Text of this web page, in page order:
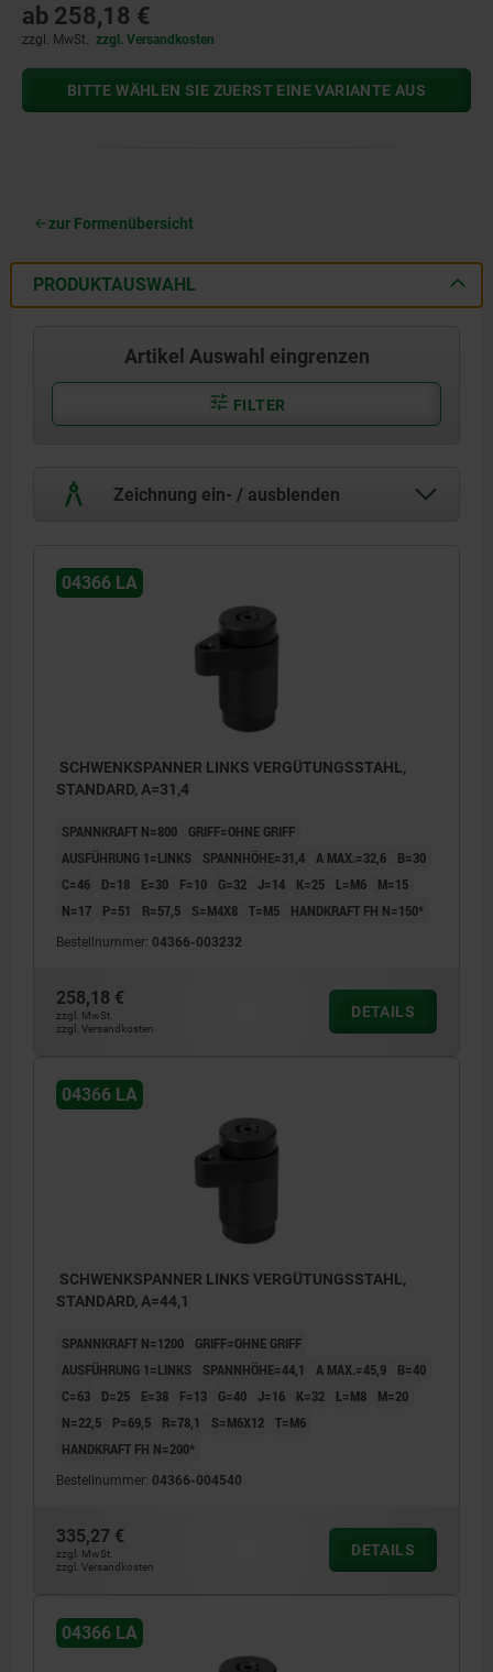
ab 258,18 €
zzgl. MwSt. zzgl. Versandkosten
BITTE WÄHLEN SIE ZUERST EINE VARIANTE AUS
zur Formenübersicht
PRODUKTAUSWAHL
Artikel Auswahl eingrenzen
FILTER
Zeichnung ein- / ausblenden
04366 LA
SCHWENKSPANNER LINKS VERGÜTUNGSSTAHL,
STANDARD, A=31,4
SPANNKRAFT N=800
GRIFF=OHNE GRIFF
AUSFÜHRUNG 1=LINKS
SPANNHÖHE=31,4 A MAX.=32,6
B=30
C=46
D=18 E=30 F=10 G=32 J=14 K=25 L=M6
M=15
N=17
P=51 R=57,5 S=M4X8 T=M5 HANDKRAFT FH N=150*
Bestellnummer: 04366-003232
258,18 €
zzgl. MwSt.
zzgl. Versandkosten
DETAILS
04366 LA
SCHWENKSPANNER LINKS VERGÜTUNGSSTAHL,
STANDARD, A=44,1
SPANNKRAFT N=1200
GRIFF=OHNE GRIFF
AUSFÜHRUNG 1=LINKS
SPANNHÖHE=44,1 A MAX.=45,9
B=40
C=63
D=25 E=38 F=13 G=40 J=16 K=32 L=M8
M=20
N=22,5
P=69,5 R=78,1 S=M6X12 T=M6
HANDKRAFT FH N=200*
Bestellnummer: 04366-004540
335,27 €
zzgl. MwSt.
zzgl. Versandkosten
DETAILS
04366 LA